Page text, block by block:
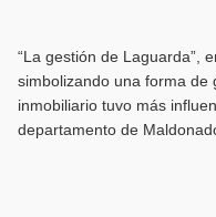
“La gestión de Laguarda”,
simbolizando una forma de
inmobiliario tuvo más
departamento de